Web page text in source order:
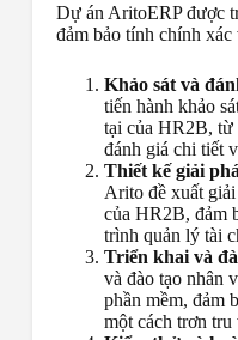
Dự án AritoERP được
đảm bảo tính chính xác
Khảo sát và
tiến hành khảo
tại của HR2B, từ
đánh giá chi tiết
Thiết kế giải
Arito đề xuất
của HR2B, đảm
trình quản lý tài
Triển khai và
và đào tạo nhân
phần mềm, đảm
một cách trơn tru